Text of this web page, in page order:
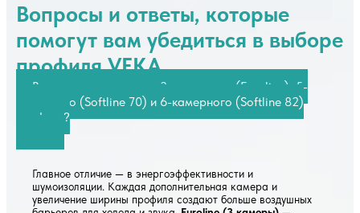
Вопросы и ответы, которые
помогут вам убедиться в выборе
профиля VEKA
В чем главное отличие 3-камерного (Euroline), 5-
камерного (Softline 70) и 6-камерного (Softline 82)
профиля?
Главное отличие — в энергоэффективности и
шумоизоляции. Каждая дополнительная камера и
увеличение ширины профиля создают больше воздушных